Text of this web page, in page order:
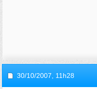
30/10/2007, 11h28